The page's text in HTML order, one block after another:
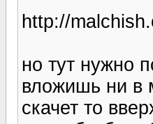
http://
но тут нужно
вложишь ни в
скачет то